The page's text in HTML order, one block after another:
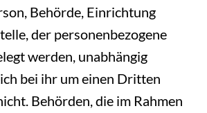
Behörde, Einrichtung
der personenbezogene
werden, unabhängig
bei ihr um einen Dritten
Behörden, die im Rahmen